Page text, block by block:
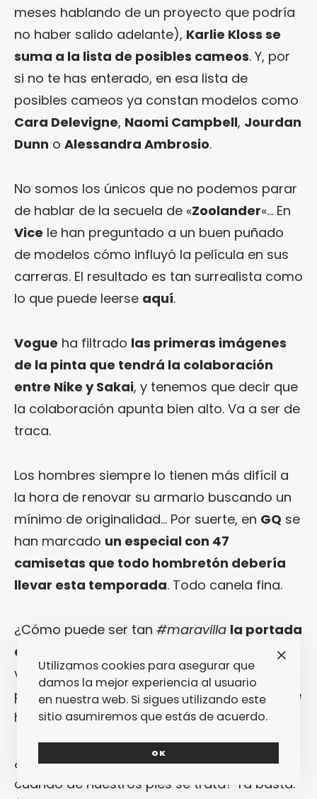
meses hablando de un proyecto que podría
no haber salido adelante), Karlie Kloss se
suma a la lista de posibles cameos. Y, por
si no te has enterado, en esa lista de
posibles cameos ya constan modelos como
Cara Delevigne, Naomi Campbell, Jourdan
Dunn o Alessandra Ambrosio.
No somos los únicos que no podemos parar
de hablar de la secuela de «Zoolander«… En
Vice le han preguntado a un buen puñado
de modelos cómo influyó la película en sus
carreras. El resultado es tan surrealista como
lo que puede leerse aquí.
Vogue ha filtrado las primeras imágenes
de la pinta que tendrá la colaboración
entre Nike y Sakai, y tenemos que decir que
la colaboración apunta bien alto. Va a ser de
traca.
Los hombres siempre lo tienen más difícil a
la hora de renovar su armario buscando un
mínimo de originalidad… Por suerte, en GQ se
han marcado un especial con 47
camisetas que todo hombretón debería
llevar esta temporada. Todo canela fina.
¿Cómo puede ser tan #maravilla la portada
de Vanity Fair con Robin Wright
vale, que conste en acta que esto es una
pregunta retórica porque cualquier cosa que
hagaRobinva a ser pura#maravilla.
¿Por qué siempre apostamos sobre seguro
cuando de nuestros pies se trata? Ya basta.
Utilizamos cookies para asegurar que
damos la mejor experiencia al usuario
en nuestra web. Si sigues utilizando este
sitio asumiremos que estás de acuerdo.
OK